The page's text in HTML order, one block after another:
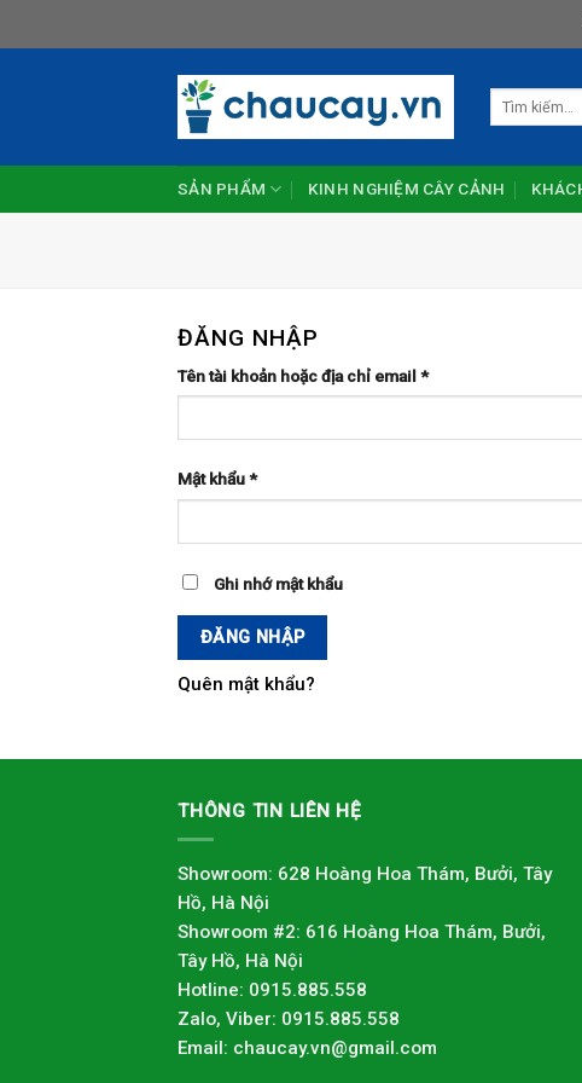
Tìm
SẢN PHẨM KINH NGHIỆM CÂY CẢNH
ĐĂNG NHẬP
Tên tài khoản hoặc địa chỉ email*
Mật khẩu*
Ghi nhớ mật khẩu
ĐĂNG NHẬP
Quên mật khẩu?
THÔNG TIN LIÊN HỆ
Showroom: 628 Hoàng Hoa Thám, Bưởi, Tây
Hồ, Hà Nội
Showroom #2: 616 Hoàng Hoa Thám, Bưởi,
Tây Hồ, Hà Nội
Hotline: 0915.885.558
Zalo, Viber: 0915.885.558
Email: chaucay.vn@gmail.com